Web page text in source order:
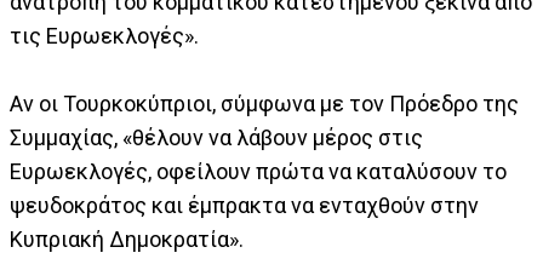
τις Ευρωεκλογές».
Αν οι Τουρκοκύπριοι, σύμφωνα με τον Πρόεδρο της
Συμμαχίας, «θέλουν να λάβουν μέρος στις
Ευρωεκλογές, οφείλουν πρώτα να καταλύσουν το
ψευδοκράτος και έμπρακτα να ενταχθούν στην
Κυπριακή Δημοκρατία».